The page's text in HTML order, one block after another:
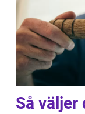
Så väljer